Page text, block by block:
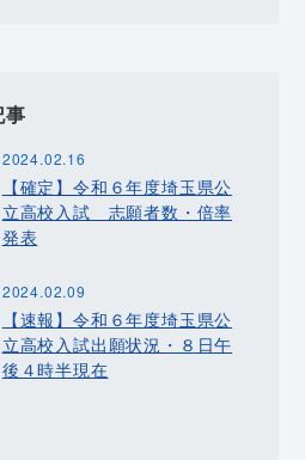
事
2024.02.16
【確定】令和６年度埼玉県公
立高校入試 志願者数・倍率
発表
2024.02.09
【速報】令和６年度埼玉県公
立高校入試出願状況・８日午
後４時半現在